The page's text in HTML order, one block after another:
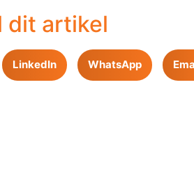
dit artikel
LinkedIn WhatsApp